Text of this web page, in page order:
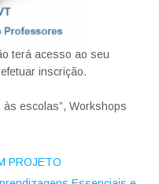
terá acesso ao seu
inscrição.
às escolas”, Workshops
PROJETO